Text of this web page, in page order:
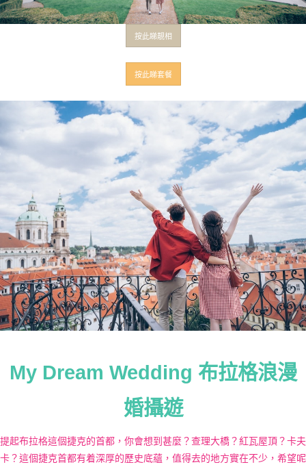
按此睇靚相
按此睇套餐
My Dream Wedding 布拉格浪漫
婚攝遊
提起布拉格這個捷克的首都，你會想到甚麼？查理大橋？紅瓦屋頂？卡夫
卡？這個捷克首都有着深厚的歷史底蘊，值得去的地方實在不少，希望呢